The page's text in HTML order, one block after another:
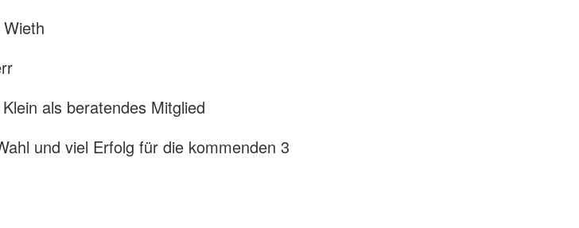
als beratendes Mitglied
und viel Erfolg für die kommenden 3